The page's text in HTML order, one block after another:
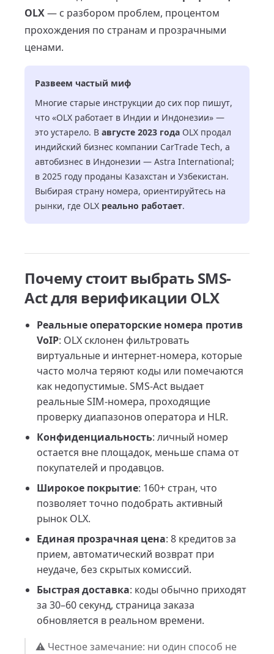
OLX— с разбором проблем, процентом
прохождения по странам и прозрачными
ценами.
Развеем частый миф
Многие старые инструкции до сих пор пишут,
что «OLX работает в Индии и Индонезии» —
это устарело. В августе 2023 года OLX продал
индийский бизнес компании CarTrade Tech, а
автобизнес в Индонезии — Astra International;
в 2025 году проданы Казахстан и Узбекистан.
Выбирая страну номера, ориентируйтесь на
рынки, где OLX реально работает.
Почему стоит выбрать SMS-
Act для верификации OLX
Реальные операторские номера против
VoIP: OLX склонен фильтровать
виртуальные и интернет-номера, которые
часто молча теряют коды или помечаются
как недопустимые. SMS-Act выдает
реальные SIM-номера, проходящие
проверку диапазонов оператора и HLR.
Конфиденциальность: личный номер
остается вне площадок, меньше спама от
покупателей и продавцов.
Широкое покрытие: 160+ стран, что
позволяет точно подобрать активный
рынок OLX.
Единая прозрачная цена: 8 кредитов за
прием, автоматический возврат при
неудаче, без скрытых комиссий.
Быстрая доставка: коды обычно приходят
за 30–60 секунд, страница заказа
обновляется в реальном времени.
⚠️ Честное замечание: ни один способ не